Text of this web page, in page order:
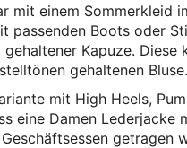
mit einem Sommerkleid
Boots oder
Kapuze. Diese
gehaltenen Bluse.
mit High Heels,
eine Damen
getragen